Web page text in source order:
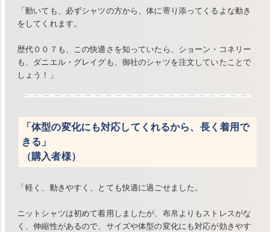
「動いても、必ずシャツの方から、体に寄り添ってくるよな動き
をしてくれます。
歴代００７も、この快適さを知っていたら、ショーン・コネリー
も、ダニエル・グレイグも、御社のシャツを注文していたことで
しょう！」
「体型の変化にも対応してくれるから、長く着用で
きる」
（購入者様）
「軽く、動きやすく、とても快適に過ごせました。
ニットシャツは初めて着用しましたが、布帛よりもストレスがな
く、伸縮性があるので、サイズや体型の変化にも対応が効きやす